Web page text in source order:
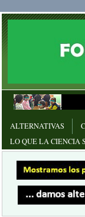
ALTERNATIVAS
LO QUE LA CIENCIA